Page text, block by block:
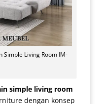
Simple Living Room IM-
simple living room
dengan konsep